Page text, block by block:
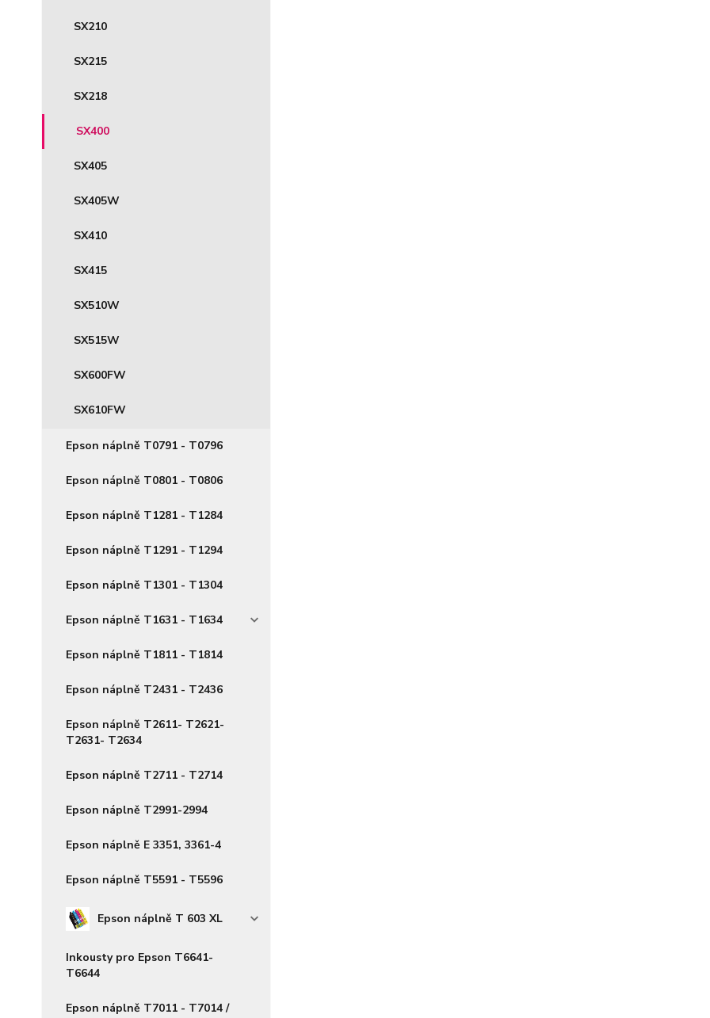
SX210
SX215
SX218
SX400
SX405
SX405W
SX410
SX415
SX510W
SX515W
SX600FW
SX610FW
Epson náplně T0791 - T0796
Epson náplně T0801 - T0806
Epson náplně T1281 - T1284
Epson náplně T1291 - T1294
Epson náplně T1301 - T1304
Epson náplně T1631 - T1634
Epson náplně T1811 - T1814
Epson náplně T2431 - T2436
Epson náplně T2611- T2621-
T2631- T2634
Epson náplně T2711 - T2714
Epson náplně T2991-2994
Epson náplně E 3351, 3361-4
Epson náplně T5591 - T5596
Epson náplně T 603 XL
Inkousty pro Epson T6641-
T6644
Epson náplně T7011 - T7014 /